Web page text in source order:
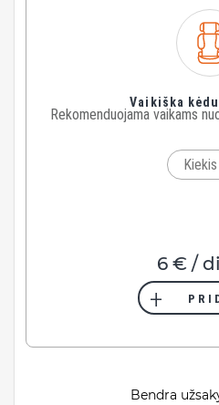
Vaikiška
Rekomenduojama vaikams
6 € /
Bendra